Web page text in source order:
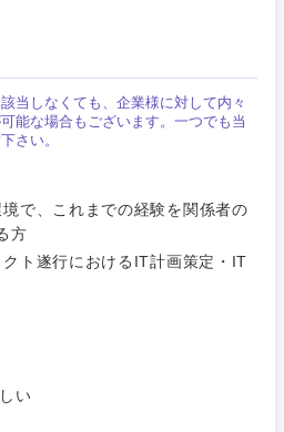
当しなくても、企業様に対して内々
能な場合もございます。一つでも当
さい。
で、これまでの経験を関係者の
方
ト遂行におけるIT計画策定・IT
い
ンク
ング